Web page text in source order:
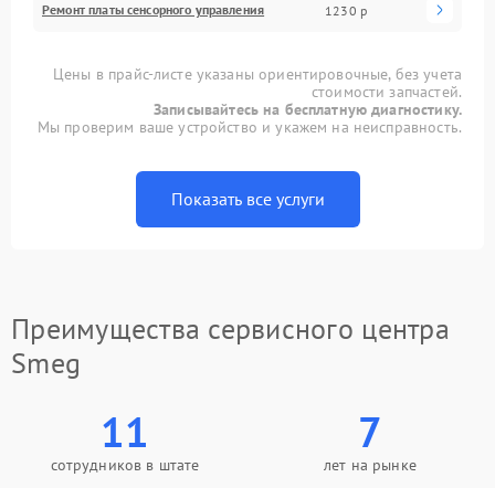
Ремонт платы сенсорного управления 1230 р
Цены в прайс-листе указаны ориентировочные, без учета
стоимости запчастей.
Записывайтесь на бесплатную диагностику.
Мы проверим ваше устройство и укажем на неисправность.
Показать все услуги
Преимущества сервисного центра
Smeg
11
сотрудников в штате
7
лет на рынке